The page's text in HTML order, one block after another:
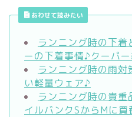
あわせて読みたい
ランニング時の下
ーの下着事情♪クーパー
ランニング時の雨
い軽量ウェア♪
ランニング時の貴
イルバンクSからMに